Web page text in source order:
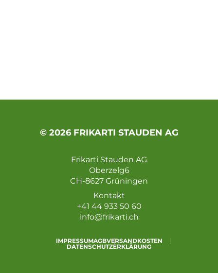
© 2026 FRIKARTI STAUDEN AG
Frikarti Stauden AG
Oberzelg6
CH-8627 Grüningen
Kontakt
+41 44 933 50 60
info@frikarti.ch
IMPRESSUMAGBVERSANDKOSTEN
DATENSCHUTZERKLÄRUNG